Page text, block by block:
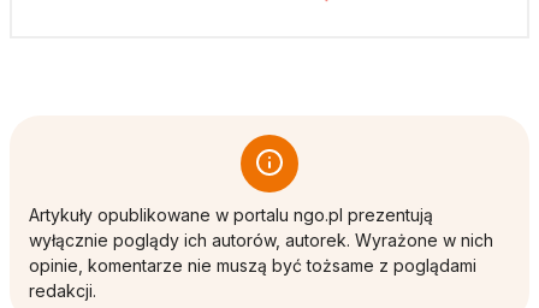
Artykuły opublikowane w portalu ngo.pl prezentują
wyłącznie poglądy ich autorów, autorek. Wyrażone w nich
opinie, komentarze nie muszą być tożsame z poglądami
redakcji.